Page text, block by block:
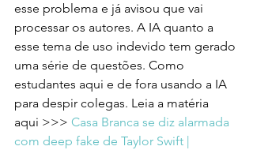
esse problema e já avisou que vai
processar os autores. A IA quanto a
esse tema de uso indevido tem gerado
uma série de questões. Como
estudantes aqui e de fora usando a IA
para despir colegas. Leia a matéria
aqui >>> Casa Branca se diz alarmada
com deep fake de Taylor Swift |